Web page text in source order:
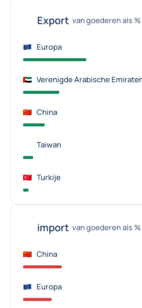
Export van goederen als
Europa
Verenigde Arabische
China
Taiwan
Turkije
import van goederen als
China
Europa